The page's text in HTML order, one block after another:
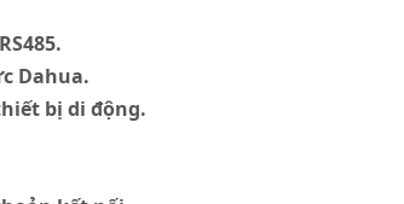
Dahua.
bị di động.